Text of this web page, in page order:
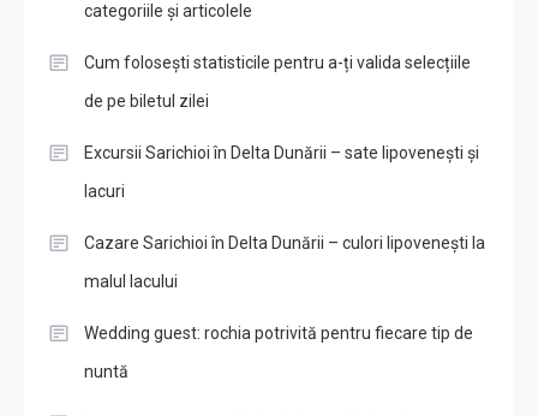
categoriile și articolele
Cum folosești statisticile pentru a-ți valida selecțiile
de pe biletul zilei
Excursii Sarichioi în Delta Dunării – sate lipovenești și
lacuri
Cazare Sarichioi în Delta Dunării – culori lipovenești la
malul lacului
Wedding guest: rochia potrivită pentru fiecare tip de
nuntă